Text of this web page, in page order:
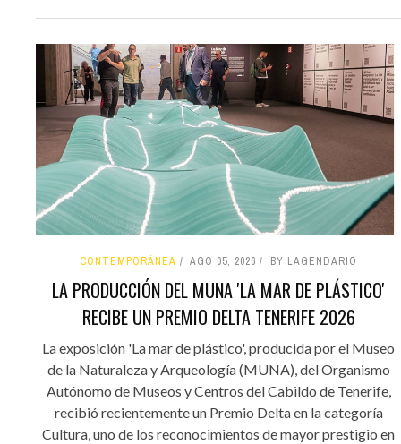
CONTEMPORÁNEA AGO 05, 2026 BY LAGENDARIO
LA PRODUCCIÓN DEL MUNA 'LA MAR DE PLÁSTICO'
RECIBE UN PREMIO DELTA TENERIFE 2026
La exposición 'La mar de plástico', producida por el Museo
de la Naturaleza y Arqueología (MUNA), del Organismo
Autónomo de Museos y Centros del Cabildo de Tenerife,
recibió recientemente un Premio Delta en la categoría
Cultura, uno de los reconocimientos de mayor prestigio en